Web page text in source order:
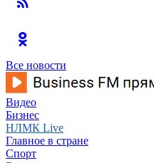
Все новости
Видео
Бизнес
НЛМК Live
Главное в стране
Спорт